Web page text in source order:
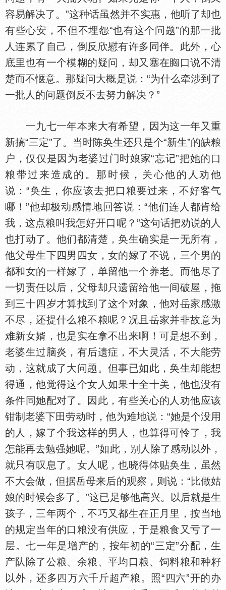
容易解决了。”这种话虽然并不实惠，他听了却也
有些心安，不但不埋怨“也有这个问题”的那一批
人连累了自己，倒反欣慰有许多同伴。此外，心
底里也有一个模糊的疑问，却又塞在
口说不清
楚而不惬意。那疑问大概是说：“为什么牵涉到了
一批人的问题倒反不去努力解决？”
一九七一年本来大有希望，因为这一年又重
新搞“三定”了。当时陈奂生还只是个“新生”的缺粮
户，仅仅是因为老婆过门时娘家“忘记”把她的口
粮带过来造成的。那时候，关心他的人劝他
说：“奂生，你应该去把口粮要过来，不好客气
哪！”他却极动感情地回答说：“他们连人都肯给
我，这点粮叫我怎好开口呢？”这句话把劝说的人
也打动了。他们都清楚，奂生确实是一无所有，
他父母生下四男四女，女的嫁了不说，三个男的
都和女的一样嫁了，单留他一个养老。而他尽了
一切责任以后，父母却只遗留给他一间破屋，拖
到三十四岁才算找到了这个对象，他对岳家感激
不尽，还提什么粮不粮呢？况且岳家并非故意为
难新女婿，也是实在拿不出来啊！可是想不到，
老婆生过脑炎，有后遗症，不大灵活，不大能劳
动，这就成了大问题。但事已如此，奂生却能想
得通，他觉得这个女人如果十全十美，他也没有
条件同她配对了。因此，有些关心的人劝他应该
钳制老婆下田劳动时，他为难地说：“她是个没用
的人，嫁了个我这样的男人，也算得可怜了，我
怎能再去勉强她呢。”如此，别人除了感动以外，
就只有叹息了。女人呢，也晓得
贴奂生，虽然
不大会做，但据岳母来后的观察，则说：“比做姑
娘的时候会多了。”这已足够他高兴。以后就是生
孩子，三年两个，不巧又都生在正月里，按当地
的规定当年的口粮没有供应，于是粮食又亏了一
层。七一年是增产的，按年初的“三定”分配，生
产队除了公粮、余粮、平均口粮、饲料粮和种籽
以外，还多四万六千斤超产粮。照“四六”开的办